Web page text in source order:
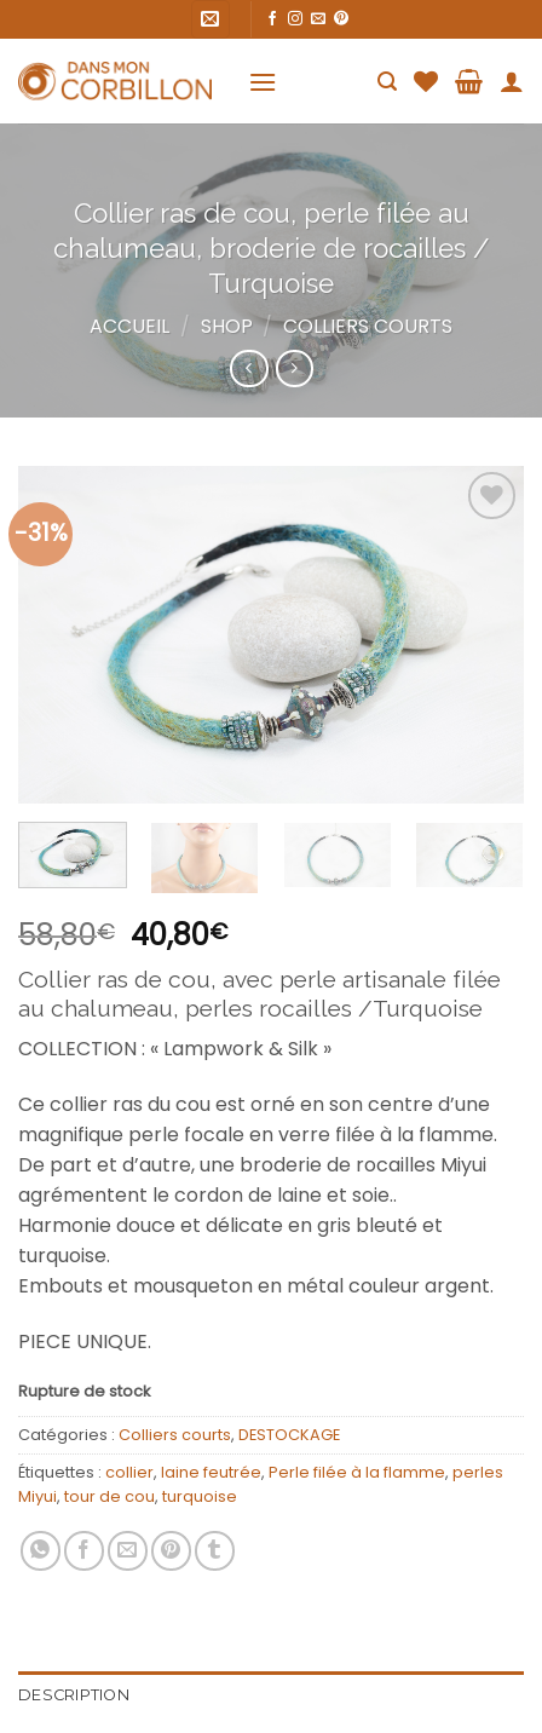
to
content
Collier ras de cou, perle filée au
chalumeau, broderie de rocailles /
Turquoise
ACCUEIL / SHOP / COLLIERS COURTS
-31%
58,80€ 40,80€
Collier ras de cou, avec perle artisanale filée
au chalumeau, perles rocailles /Turquoise
COLLECTION : « Lampwork & Silk »
Ce collier ras du cou est orné en son centre d’une
magnifique perle focale en verre filée à la flamme.
De part et d’autre, une broderie de rocailles Miyui
agrémentent le cordon de laine et soie..
Harmonie douce et délicate en gris bleuté et
turquoise.
Embouts et mousqueton en métal couleur argent.
PIECE UNIQUE.
Rupture de stock
Catégories : Colliers courts, DESTOCKAGE
Étiquettes : collier, laine feutrée, Perle filée à la flamme, perles
Miyui, tour de cou, turquoise
DESCRIPTION